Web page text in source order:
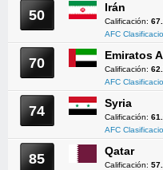
50 Irán
Calificación:
AFC
70 Emiratos
Calificación:
AFC
74 Syria
Calificación:
AFC
85 Qatar
Calificación: